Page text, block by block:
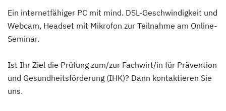
Ein internetfähiger PC mit mind. DSL-Geschwindigkeit und
Webcam, Headset mit Mikrofon zur Teilnahme am Online-
Seminar.
Ist Ihr Ziel die Prüfung zum/zur Fachwirt/in für Prävention
und Gesundheitsförderung (IHK)? Dann kontaktieren Sie
uns.